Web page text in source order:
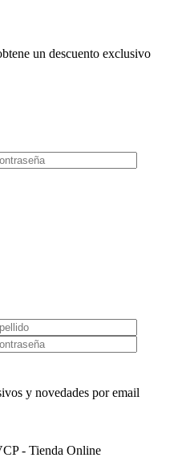
un descuento exclusivo
y novedades por email